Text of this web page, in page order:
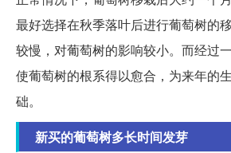
最好选择在秋季落叶后进行葡萄树的
较慢，对葡萄树的影响较小。而经过
使葡萄树的根系得以愈合，为来年的
础。
新买的葡萄树多长时间发芽